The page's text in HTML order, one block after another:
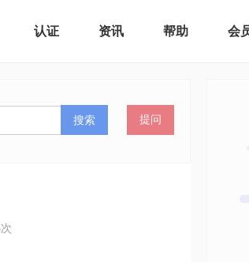
认证 资讯 帮助 会
搜索 提问
次